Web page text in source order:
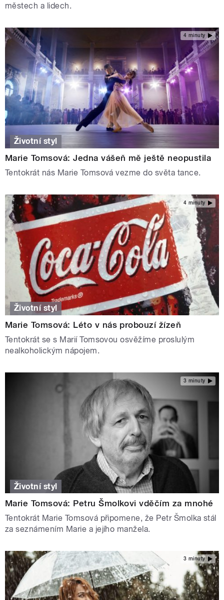
městech a lidech.
4 minuty
Životní styl
Marie Tomsová: Jedna vášeň mě ještě neopustila
Tentokrát nás Marie Tomsová vezme do světa tance.
4 minuty
Životní styl
Marie Tomsová: Léto v nás probouzí žízeň
Tentokrát se s Marií Tomsovou osvěžíme proslulým
nealkoholickým nápojem.
3 minuty
Životní styl
Marie Tomsová: Petru Šmolkovi vděčím za mnohé
Tentokrát Marie Tomsová připomene, že Petr Šmolka stál
za seznámením Marie a jejího manžela.
3 minuty